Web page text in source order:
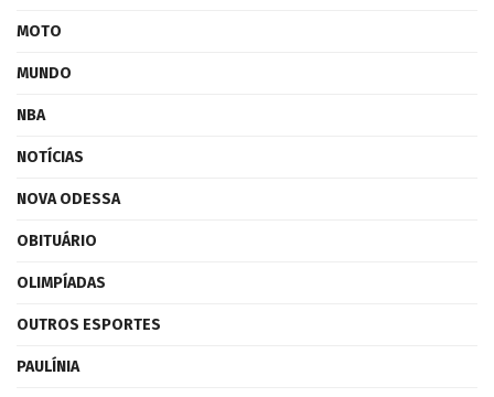
MOTO
MUNDO
NBA
NOTÍCIAS
NOVA ODESSA
OBITUÁRIO
OLIMPÍADAS
OUTROS ESPORTES
PAULÍNIA